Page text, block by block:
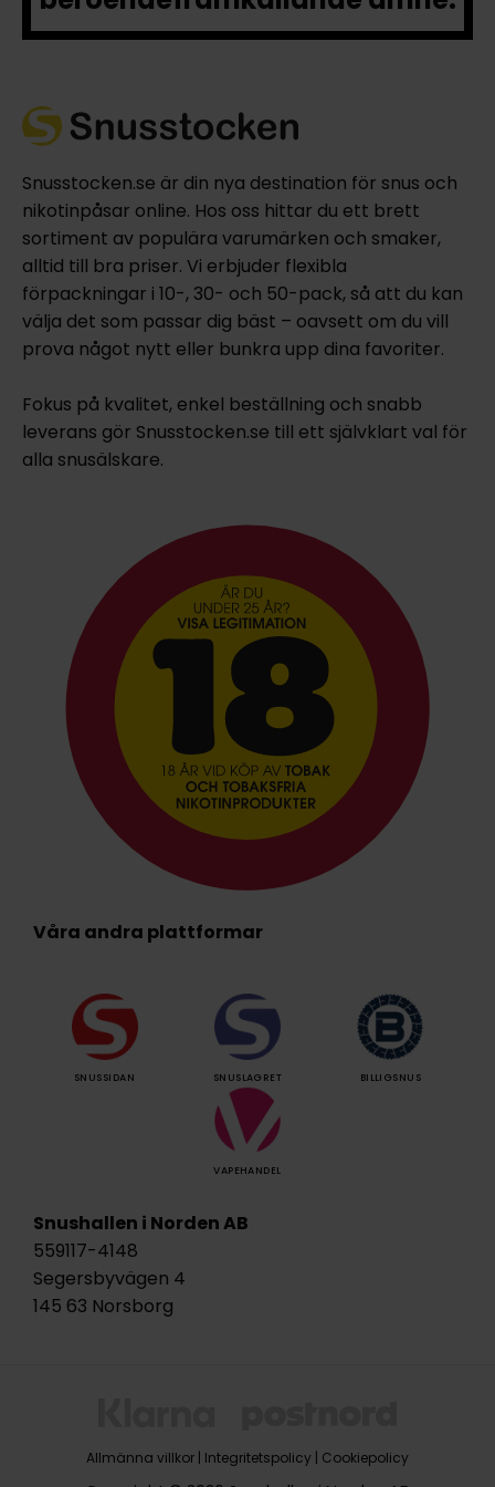
Snusstocken.se är din nya destination för snus och
nikotinpåsar online. Hos oss hittar du ett brett
sortiment av populära varumärken och smaker,
alltid till bra priser. Vi erbjuder flexibla
förpackningar i 10-, 30- och 50-pack, så att du kan
välja det som passar dig bäst – oavsett om du vill
prova något nytt eller bunkra upp dina favoriter.
Fokus på kvalitet, enkel beställning och snabb
leverans gör Snusstocken.se till ett självklart val för
alla snusälskare.
Våra andra plattformar
SNUSSIDAN SNUSLAGRET BILLIGSNUS
VAPEHANDEL
Snushallen i Norden AB
559117-4148
Segersbyvägen 4
145 63 Norsborg
Allmänna villkor | Integritetspolicy | Cookiepolicy